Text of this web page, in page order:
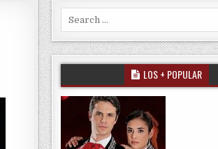
Search for:
LOS + POPULAR